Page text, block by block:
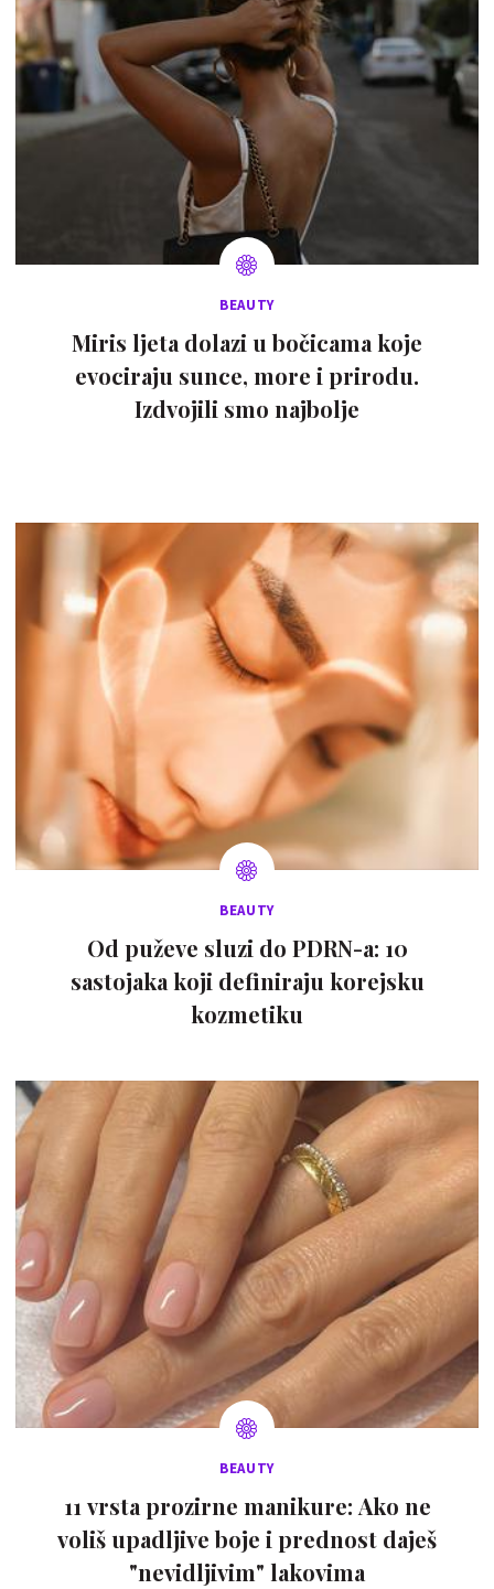
BEAUTY
Miris ljeta dolazi u bočicama koje
evociraju sunce, more i prirodu.
Izdvojili smo najbolje
BEAUTY
Od puževe sluzi do PDRN-a: 10
sastojaka koji definiraju korejsku
kozmetiku
BEAUTY
11 vrsta prozirne manikure: Ako ne
voliš upadljive boje i prednost daješ
"nevidljivim" lakovima